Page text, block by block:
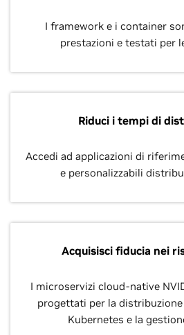
I framework e i container
prestazioni e testati per
Riduci i tempi di
Accedi ad applicazioni di
e personalizzabili
Acquisisci fiducia nei
I microservizi cloud-native
progettati per la
Kubernetes e la